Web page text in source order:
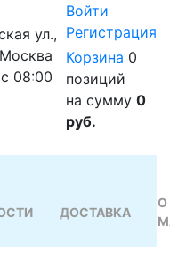
ул.,
08:00
Войти
Регистрация
Корзина 0
позиций
на сумму 0
руб.
ДОСТАВКА
О